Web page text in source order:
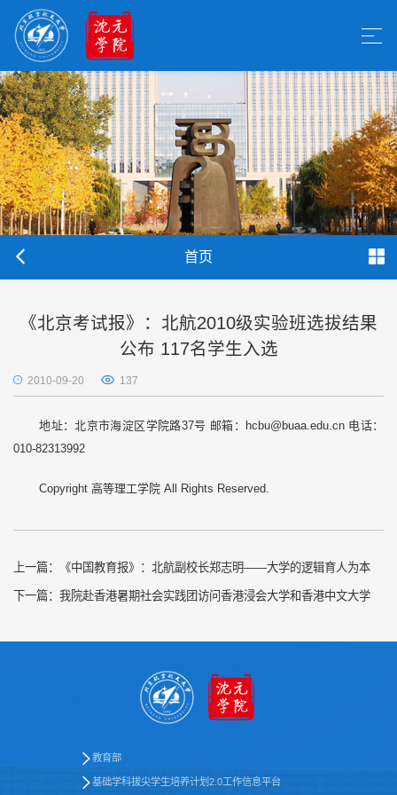
首页
《北京考试报》：北航2010级实验班选拔结果
公布 117名学生入选
2010-09-20 137
地址：北京市海淀区学院路37号 邮箱：hcbu@buaa.edu.cn 电话：
010-82313992
Copyright 高等理工学院 All Rights Reserved.
上一篇： 《中国教育报》：北航副校长郑志明——大学的逻辑育人为本
下一篇： 我院赴香港暑期社会实践团访问香港浸会大学和香港中文大学
教育部
基础学科拔尖学生培养计划2.0工作信息平台